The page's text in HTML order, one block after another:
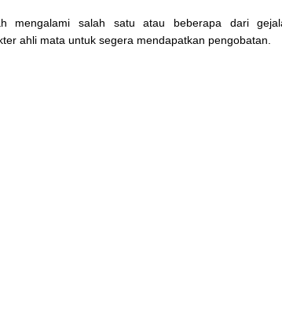
mengalami salah satu atau beberapa dari
ahli mata untuk segera mendapatkan pengobatan.